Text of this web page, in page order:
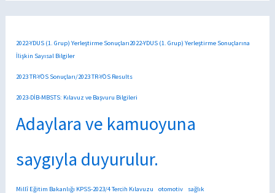
2022-YDUS (1. Grup) Yerleştirme Sonuçları2022-YDUS (1. Grup) Yerleştirme Sonuçlarına
İlişkin Sayısal Bilgiler
2023 TR-YÖS Sonuçları/2023 TR-YÖS Results
2023-DİB-MBSTS: Kılavuz ve Başvuru Bilgileri
Adaylara ve kamuoyuna
saygıyla duyurulur.
Millî Eğitim Bakanlığı KPSS-2023/4 Tercih Kılavuzu otomotiv sağlık